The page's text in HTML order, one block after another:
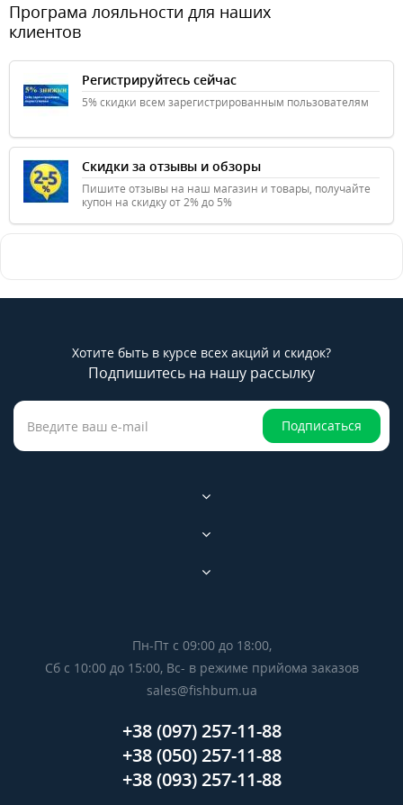
Програма лояльности для наших
клиентов
Регистрируйтесь сейчас
5% скидки всем зарегистрированным пользователям
Скидки за отзывы и обзоры
Пишите отзывы на наш магазин и товары, получайте
купон на скидку от 2% до 5%
Хотите быть в курсе всех акций и скидок?
Подпишитесь на нашу рассылку
Подписаться
Пн-Пт с 09:00 до 18:00,
Сб с 10:00 до 15:00, Вс- в режиме прийома заказов
sales@fishbum.ua
+38 (097) 257-11-88
+38 (050) 257-11-88
+38 (093) 257-11-88